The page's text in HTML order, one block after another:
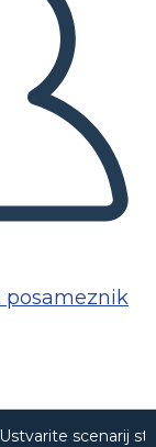
posameznik
Ustvarite scenarij